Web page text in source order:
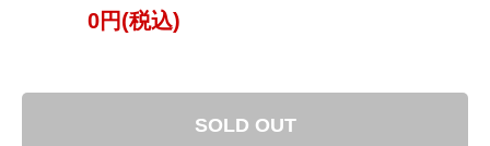
0円(税込)
SOLD OUT